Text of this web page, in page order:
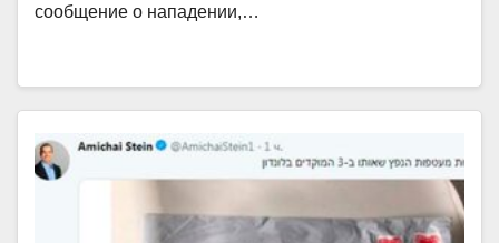
сообщение о нападении,…